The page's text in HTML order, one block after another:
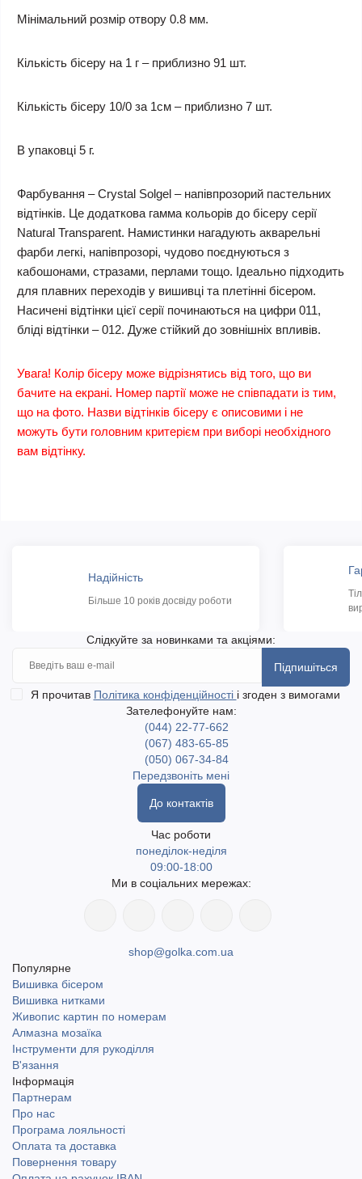
Мінімальний розмір отвору 0.8 мм.
Кількість бісеру на 1 г – приблизно 91 шт.
Кількість бісеру 10/0 за 1см – приблизно 7 шт.
В упаковці 5 г.
Фарбування – Crystal Solgel – напівпрозорий пастельних
відтінків. Це додаткова гамма кольорів до бісеру серії
Natural Transparent. Намистинки нагадують акварельні
фарби легкі, напівпрозорі, чудово поєднуються з
кабошонами, стразами, перлами тощо. Ідеально підходить
для плавних переходів у вишивці та плетінні бісером.
Насичені відтінки цієї серії починаються на цифри 011,
бліді відтінки – 012. Дуже стійкий до зовнішніх впливів.
Увага! Колір бісеру може відрізнятись від того, що ви
бачите на екрані. Номер партії може не співпадати із тим,
що на фото. Назви відтінків бісеру є описовими і не
можуть бути головним критерієм при виборі необхідного
вам відтінку.
Надійність
Більше 10 років досвіду роботи
Слідкуйте за новинками та акціями:
Підпишіться
Я прочитав Політика конфіденційності і згоден з вимогами
Зателефонуйте нам:
(044) 22-77-662
(067) 483-65-85
(050) 067-34-84
Передзвоніть мені
До контактів
Час роботи
понеділок-неділя
09:00-18:00
Ми в соціальних мережах:
shop@golka.com.ua
Популярне
Вишивка бісером
Вишивка нитками
Живопис картин по номерам
Алмазна мозаїка
Інструменти для рукоділля
В'язання
Інформація
Партнерам
Про нас
Програма лояльності
Оплата та доставка
Повернення товару